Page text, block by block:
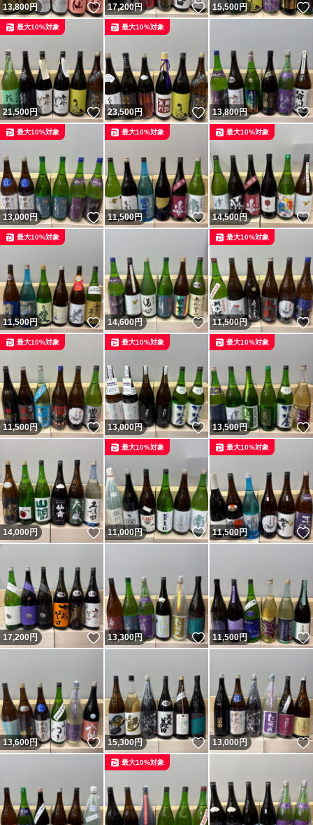
13,800円 いいね！
17,200円 いいね！
15,500円
21,500円 いいね！
最大10%対象
23,500円 いいね！
最大10%対象
13,800円
13,000円 いいね！
最大10%対象
11,500円 いいね！
最大10%対象
14,500円
最大10%対象
11,500円 いいね！
最大10%対象
14,600円 いいね！
11,500円
最大10%対象
11,500円 いいね！
最大10%対象
13,000円 いいね！
最大10%対象
13,500円
最大10%対象
14,000円 いいね！
11,000円 いいね！
最大10%対象
11,500円
最大10%対象
17,200円 いいね！
13,300円 いいね！
11,500円
13,600円 いいね！
15,300円 いいね！
13,000円
最大10%対象